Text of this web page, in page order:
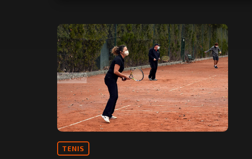
TENIS